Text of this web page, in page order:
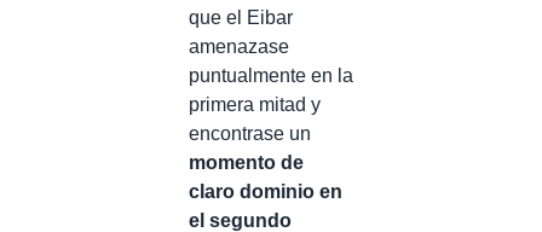
que el Eibar
amenazase
puntualmente en la
primera mitad y
encontrase un
momento de
claro dominio en
el segundo